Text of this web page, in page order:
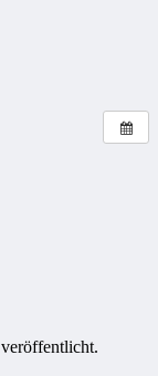
veröffentlicht.